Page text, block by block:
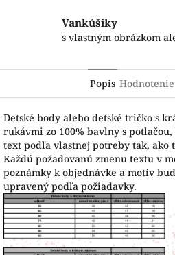
Vankúšiky
s vlastným obrázkom
Popis Hodnotenie
Detské body alebo detské tričko s
rukávmi zo 100% bavlny s
text podľa vlastnej potreby tak, ako
Každú požadovanú zmenu textu v
poznámky k objednávke a motív
upravený podľa požiadavky.